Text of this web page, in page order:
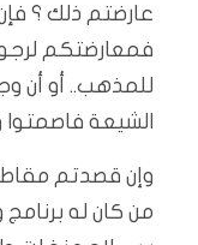
عارضتم ذلك ؟
فمعارضتكم
للمذهب.. أو أن
الشيعة فاصمتوا
وإن قصدتم
من كان له